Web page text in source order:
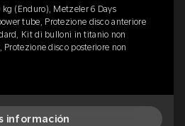
(Enduro), Metzeler 6 Days
tube, Protezione disco anteriore
Kit di bulloni in titanio non
Protezione disco posteriore non
información